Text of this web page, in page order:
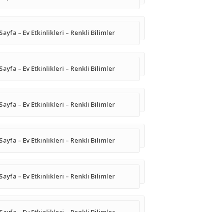
– Ev Etkinlikleri – Renkli Bilimler
– Ev Etkinlikleri – Renkli Bilimler
– Ev Etkinlikleri – Renkli Bilimler
– Ev Etkinlikleri – Renkli Bilimler
– Ev Etkinlikleri – Renkli Bilimler